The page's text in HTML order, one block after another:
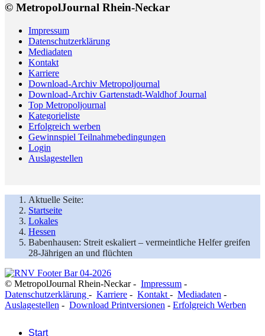
© MetropolJournal Rhein-Neckar
Impressum
Datenschutzerklärung
Mediadaten
Kontakt
Karriere
Download-Archiv Metropoljournal
Download-Archiv Gartenstadt-Waldhof Journal
Top Metropoljournal
Kategorieliste
Erfolgreich werben
Gewinnspiel Teilnahmebedingungen
Login
Auslagestellen
Aktuelle Seite:
Startseite
Lokales
Hessen
Babenhausen: Streit eskaliert – vermeintliche Helfer greifen
28-Jährigen an und flüchten
© MetropolJournal Rhein-Neckar - Impressum -
Datenschutzerklärung - Karriere - Kontakt - Mediadaten -
Auslagestellen - Download Printversionen - Erfolgreich Werben
Start